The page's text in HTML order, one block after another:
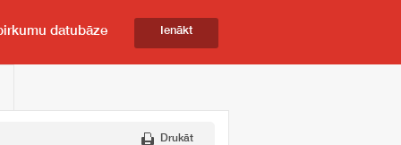
datubāze Ienākt
Drukāt